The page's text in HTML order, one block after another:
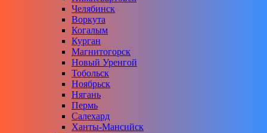
Челябинск
Воркута
Когалым
Курган
Магнитогорск
Новый Уренгой
Тобольск
Ноябрьск
Нягань
Пермь
Салехард
Ханты-Мансийск